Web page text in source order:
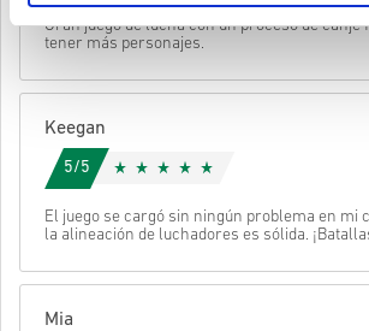
• Elige tu producto
• Introduce tu correo electrónico
• Selecciona tu método de pago preferido
tu código.
Cancelar
Gran juego de lucha con un proceso de canje
tener más personajes.
Keegan
5/5
El juego se cargó sin ningún problema en mi
la alineación de luchadores es sólida.
Mia